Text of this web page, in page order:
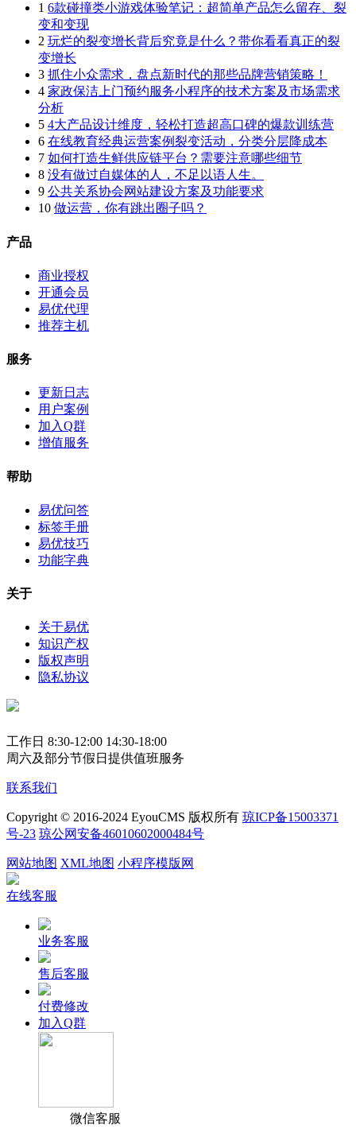
1 6款碰撞类小游戏体验笔记：超简单产品怎么留存、裂
变和变现
2 玩烂的裂变增长背后究竟是什么？带你看看真正的裂
变增长
3 抓住小众需求，盘点新时代的那些品牌营销策略！
4 家政保洁上门预约服务小程序的技术方案及市场需求
分析
5 4大产品设计维度，轻松打造超高口碑的爆款训练营
6 在线教育经典运营案例裂变活动，分类分层降成本
7 如何打造生鲜供应链平台？需要注意哪些细节
8 没有做过自媒体的人，不足以语人生。
9 公共关系协会网站建设方案及功能要求
10 做运营，你有跳出圈子吗？
产品
商业授权
开通会员
易优代理
推荐主机
服务
更新日志
用户案例
加入Q群
增值服务
帮助
易优问答
标签手册
易优技巧
功能字典
关于
关于易优
知识产权
版权声明
隐私协议
工作日 8:30-12:00 14:30-18:00
周六及部分节假日提供值班服务
联系我们
Copyright © 2016-2024 EyouCMS 版权所有 琼ICP备15003371
号-23 琼公网安备46010602000484号
网站地图 XML地图 小程序模版网
在线客服
业务客服
售后客服
付费修改
加入Q群
微信客服